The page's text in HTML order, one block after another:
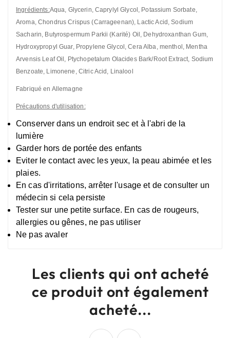
Ingrédients:Aqua, Glycerin, Caprylyl Glycol, Potassium Sorbate,
Aroma, Chondrus Crispus (Carrageenan), Lactic Acid, Sodium
Sacharin, Butyrospermum Parkii (Karité) Oil, Dehydroxanthan Gum,
Hydroxypropyl Guar, Propylene Glycol, Cera Alba, menthol, Mentha
Arvensis Leaf Oil, Ptychopetalum Olacides Bark/Root Extract, Sodium
Benzoate, Limonene, Citric Acid, Linalool
Fabriqué en Allemagne
Précautions d'utilisation:
Conserver dans un endroit sec et à l'abri de la
lumière
Garder hors de portée des enfants
Eviter le contact avec les yeux, la peau abimée et les
plaies.
En cas d'irritations, arrêter l'usage et de consulter un
médecin si cela persiste
Tester sur une petite surface. En cas de rougeurs,
allergies ou gênes, ne pas utiliser
Ne pas avaler
Les clients qui ont acheté
ce produit ont également
acheté...